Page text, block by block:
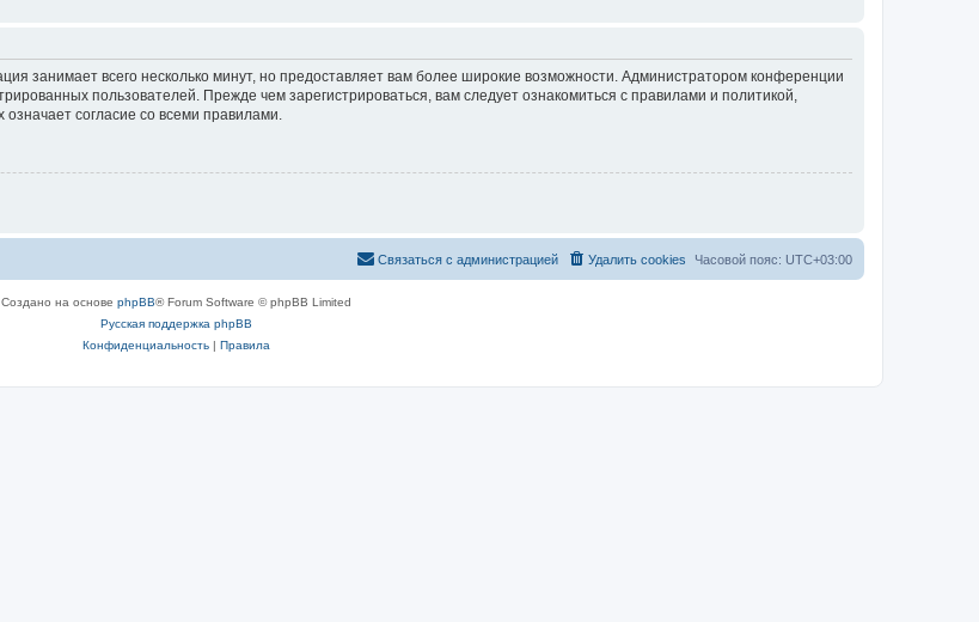
занимает всего несколько минут, но предоставляет вам более широкие возможности. Администратором конференции
пользователей. Прежде чем зарегистрироваться, вам следует ознакомиться с правилами и политикой,
согласие со всеми правилами.
Часовой пояс: UTC+03:00
Удалить cookies
Связаться с администрацией
Создано на основе phpBB® Forum Software © phpBB Limited
Русская поддержка phpBB
Конфиденциальность| Правила